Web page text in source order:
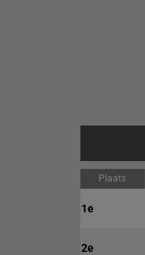
Plaats
1e
2e